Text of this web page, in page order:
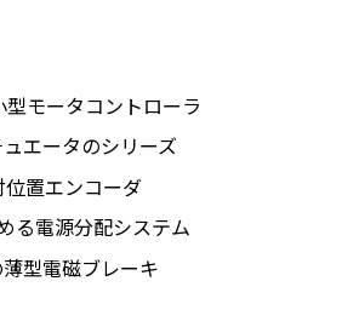
モータコントローラ
エータのシリーズ
置エンコーダ
る電源分配システム
型電磁ブレーキ